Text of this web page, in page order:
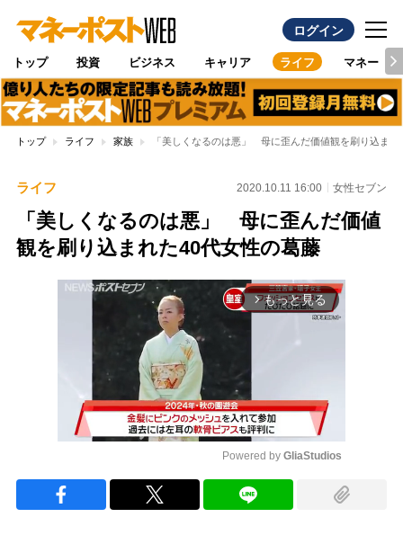
ログイン
トップ 投資 ビジネス キャリア ライフ マネー
トップ ライフ 家族 「美しくなるのは悪」 母に歪んだ価値観を刷り込まれ
ライフ 2020.10.11 16:00 女性セブン
「美しくなるのは悪」 母に歪んだ価値
観を刷り込まれた40代女性の葛藤
arrow_forward_ios もっと見る
Powered by GliaStudios